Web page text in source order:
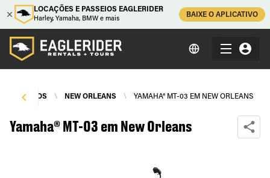
LOCAÇÕES E PASSEIOS EAGLERIDER
Harley, Yamaha, BMW e mais
BAIXE O APLICATIVO
DE MOTOS \ NEW ORLEANS \ YAMAHA® MT-03 EM NEW ORLEANS
Yamaha® MT-03 em New Orleans